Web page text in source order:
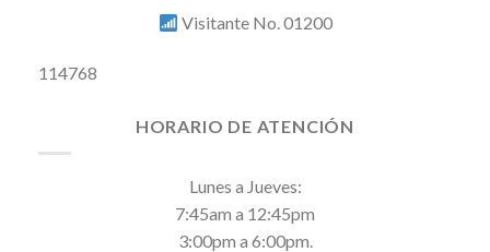
Visitante No. 01200
114768
HORARIO DE ATENCIÓN
Lunes a Jueves:
7:45am a 12:45pm
3:00pm a 6:00pm.